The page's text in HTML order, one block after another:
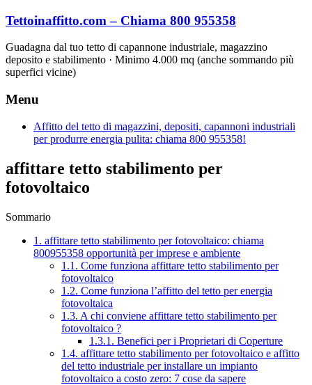
Vai
contenuto
Tettoinaffitto.com – Chiama 800 955358
Guadagna dal tuo tetto di capannone industriale, magazzino
deposito e stabilimento · Minimo 4.000 mq (anche sommando più
superfici vicine)
Menu
Affitto del tetto di magazzini, depositi, capannoni industriali
per produrre energia pulita: chiama 800 955358!
affittare tetto stabilimento per
fotovoltaico
Sommario
1. affittare tetto stabilimento per fotovoltaico: chiama
800955358 opportunità per imprese e ambiente
1.1. Come funziona affittare tetto stabilimento per
fotovoltaico
1.2. Come funziona l’affitto del tetto per energia
fotovoltaica
1.3. A chi conviene affittare tetto stabilimento per
fotovoltaico ?
1.3.1. Benefici per i Proprietari di Coperture
1.4. affittare tetto stabilimento per fotovoltaico e affitto
del tetto industriale per installare un impianto
fotovoltaico a costo zero: 7 cose da sapere